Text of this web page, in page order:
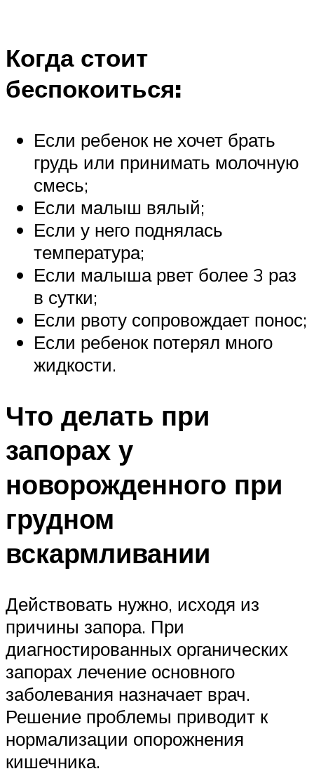
Когда стоит
беспокоиться:
Если ребенок не хочет брать
грудь или принимать молочную
смесь;
Если малыш вялый;
Если у него поднялась
температура;
Если малыша рвет более 3 раз
в сутки;
Если рвоту сопровождает понос;
Если ребенок потерял много
жидкости.
Что делать при
запорах у
новорожденного при
грудном
вскармливании
Действовать нужно, исходя из
причины запора. При
диагностированных органических
запорах лечение основного
заболевания назначает врач.
Решение проблемы приводит к
нормализации опорожнения
кишечника.